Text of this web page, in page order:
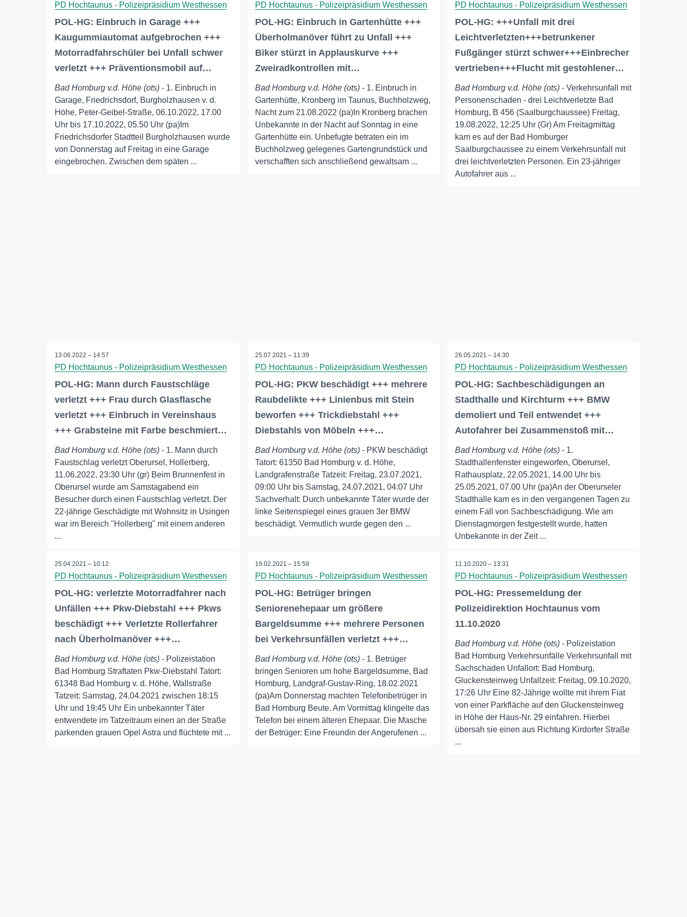
PD Hochtaunus - Polizeipräsidium Westhessen
POL-HG: Einbruch in Garage +++
Kaugummiautomat aufgebrochen +++
Motorradfahrschüler bei Unfall schwer
verletzt +++ Präventionsmobil auf…
Bad Homburg v.d. Höhe (ots) - 1. Einbruch in
Garage, Friedrichsdorf, Burgholzhausen v. d.
Höhe, Peter-Geibel-Straße, 06.10.2022, 17.00
Uhr bis 17.10.2022, 05.50 Uhr (pa)Im
Friedrichsdorfer Stadtteil Burgholzhausen wurde
von Donnerstag auf Freitag in eine Garage
eingebrochen. Zwischen dem späten ...
PD Hochtaunus - Polizeipräsidium Westhessen
POL-HG: Einbruch in Gartenhütte +++
Überholmanöver führt zu Unfall +++
Biker stürzt in Applauskurve +++
Zweiradkontrollen mit…
Bad Homburg v.d. Höhe (ots)- 1. Einbruch in
Gartenhütte, Kronberg im Taunus, Buchholzweg,
Nacht zum 21.08.2022 (pa)In Kronberg brachen
Unbekannte in der Nacht auf Sonntag in eine
Gartenhütte ein. Unbefugte betraten ein im
Buchholzweg gelegenes Gartengrundstück und
verschafften sich anschließend gewaltsam ...
PD Hochtaunus - Polizeipräsidium Westhessen
POL-HG: +++Unfall mit drei
Leichtverletzten+++betrunkener
Fußgänger stürzt schwer+++Einbrecher
vertrieben+++Flucht mit gestohlener…
Bad Homburg v.d. Höhe (ots) - Verkehrsunfall mit
Personenschaden - drei Leichtverletzte Bad
Homburg, B 456 (Saalburgchaussee) Freitag,
19.08.2022, 12:25 Uhr (Gr) Am Freitagmittag
kam es auf der Bad Homburger
Saalburgchaussee zu einem Verkehrsunfall mit
drei leichtverletzten Personen. Ein 23-jähriger
Autofahrer aus ...
13.06.2022 – 14:57
PD Hochtaunus - Polizeipräsidium Westhessen
POL-HG: Mann durch Faustschläge
verletzt +++ Frau durch Glasflasche
verletzt +++ Einbruch in Vereinshaus
+++ Grabsteine mit Farbe beschmiert…
Bad Homburg v.d. Höhe (ots) - 1. Mann durch
Faustschlag verletzt Oberursel, Hollerberg,
11.06.2022, 23:30 Uhr (gr) Beim Brunnenfest in
Oberursel wurde am Samstagabend ein
Besucher durch einen Faustschlag verletzt. Der
22-jährige Geschädigte mit Wohnsitz in Usingen
war im Bereich "Hollerberg" mit einem anderen
...
25.07.2021 – 11:39
PD Hochtaunus - Polizeipräsidium Westhessen
POL-HG: PKW beschädigt +++ mehrere
Raubdelikte +++ Linienbus mit Stein
beworfen +++ Trickdiebstahl +++
Diebstahls von Möbeln +++…
Bad Homburg v.d. Höhe (ots)- PKW beschädigt
Tatort: 61350 Bad Homburg v. d. Höhe,
Landgrafenstraße Tatzeit: Freitag, 23.07.2021,
09:00 Uhr bis Samstag, 24.07.2021, 04:07 Uhr
Sachverhalt: Durch unbekannte Täter wurde der
linke Seitenspiegel eines grauen 3er BMW
beschädigt. Vermutlich wurde gegen den ...
26.05.2021 – 14:30
PD Hochtaunus - Polizeipräsidium Westhessen
POL-HG: Sachbeschädigungen an
Stadthalle und Kirchturm +++ BMW
demoliert und Teil entwendet +++
Autofahrer bei Zusammenstoß mit…
Bad Homburg v.d. Höhe (ots) - 1.
Stadthallenfenster eingeworfen, Oberursel,
Rathausplatz, 22.05.2021, 14.00 Uhr bis
25.05.2021, 07.00 Uhr (pa)An der Oberurseler
Stadthalle kam es in den vergangenen Tagen zu
einem Fall von Sachbeschädigung. Wie am
Dienstagmorgen festgestellt wurde, hatten
Unbekannte in der Zeit ...
25.04.2021 – 10:12
PD Hochtaunus - Polizeipräsidium Westhessen
POL-HG: verletzte Motorradfahrer nach
Unfällen +++ Pkw-Diebstahl +++ Pkws
beschädigt +++ Verletzte Rollerfahrer
nach Überholmanöver +++…
Bad Homburg v.d. Höhe (ots) - Polizeistation
Bad Homburg Straftaten Pkw-Diebstahl Tatort:
61348 Bad Homburg v. d. Höhe, Wallstraße
Tatzeit: Samstag, 24.04.2021 zwischen 18:15
Uhr und 19:45 Uhr Ein unbekannter Täter
entwendete im Tatzeitraum einen an der Straße
parkenden grauen Opel Astra und flüchtete mit ...
19.02.2021 – 15:59
PD Hochtaunus - Polizeipräsidium Westhessen
POL-HG: Betrüger bringen
Seniorenehepaar um größere
Bargeldsumme +++ mehrere Personen
bei Verkehrsunfällen verletzt +++…
Bad Homburg v.d. Höhe (ots)- 1. Betrüger
bringen Senioren um hohe Bargeldsumme, Bad
Homburg, Landgraf-Gustav-Ring, 18.02.2021
(pa)Am Donnerstag machten Telefonbetrüger in
Bad Homburg Beute. Am Vormittag klingelte das
Telefon bei einem älteren Ehepaar. Die Masche
der Betrüger: Eine Freundin der Angerufenen ...
11.10.2020 – 13:31
PD Hochtaunus - Polizeipräsidium Westhessen
POL-HG: Pressemeldung der
Polizeidirektion Hochtaunus vom
11.10.2020
Bad Homburg v.d. Höhe (ots) - Polizeistation
Bad Homburg Verkehrsunfälle Verkehrsunfall mit
Sachschaden Unfallort: Bad Homburg,
Gluckensteinweg Unfallzeit: Freitag, 09.10.2020,
17:26 Uhr Eine 82-Jährige wollte mit ihrem Fiat
von einer Parkfläche auf den Gluckensteinweg
in Höhe der Haus-Nr. 29 einfahren. Hierbei
übersah sie einen aus Richtung Kirdorfer Straße
...